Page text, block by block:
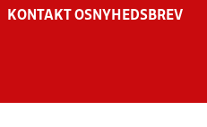
KONTAKT OS NYHEDSBREV